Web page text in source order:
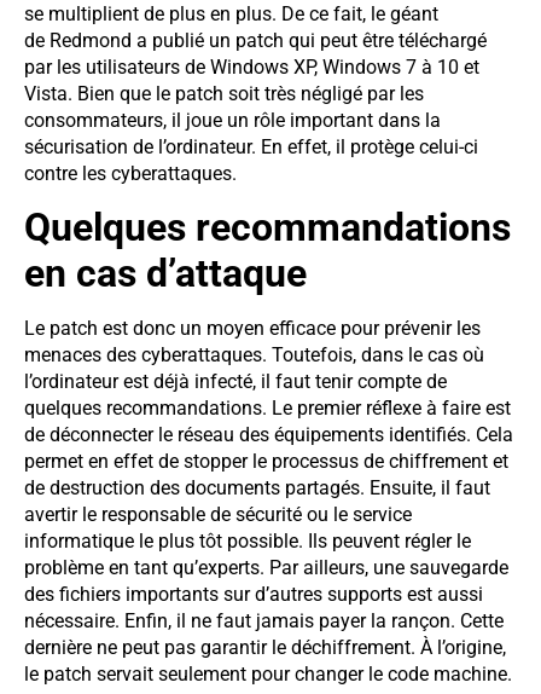
se multiplient de plus en plus. De ce fait, le géant
de Redmond a publié un patch qui peut être téléchargé
par les utilisateurs de Windows XP, Windows 7 à 10 et
Vista. Bien que le patch soit très négligé par les
consommateurs, il joue un rôle important dans la
sécurisation de l’ordinateur. En effet, il protège celui-ci
contre les cyberattaques.
Quelques recommandations
en cas d’attaque
Le patch est donc un moyen efficace pour prévenir les
menaces des cyberattaques. Toutefois, dans le cas où
l’ordinateur est déjà infecté, il faut tenir compte de
quelques recommandations. Le premier réflexe à faire est
de déconnecter le réseau des équipements identifiés. Cela
permet en effet de stopper le processus de chiffrement et
de destruction des documents partagés. Ensuite, il faut
avertir le responsable de sécurité ou le service
informatique le plus tôt possible. Ils peuvent régler le
problème en tant qu’experts. Par ailleurs, une sauvegarde
des fichiers importants sur d’autres supports est aussi
nécessaire. Enfin, il ne faut jamais payer la rançon. Cette
dernière ne peut pas garantir le déchiffrement. À l’origine,
le patch servait seulement pour changer le code machine.